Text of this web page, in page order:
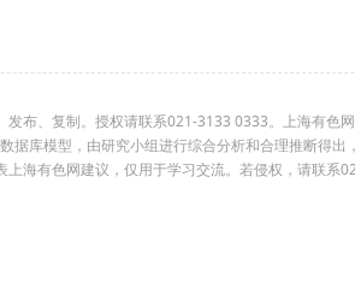
发布、复制。授权请联系021-3133 0333。上海有色
据库模型，由研究小组进行综合分析和合理推断得
海有色网建议，仅用于学习交流。若侵权，请联系